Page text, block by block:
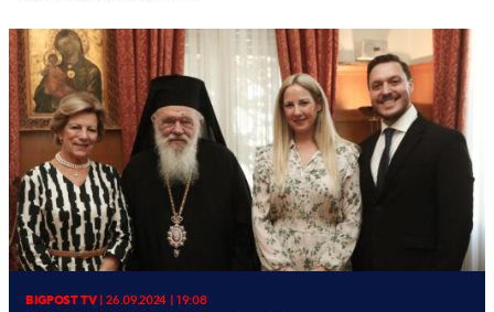
BIGPOST TV|26.09.2024 | 19:08